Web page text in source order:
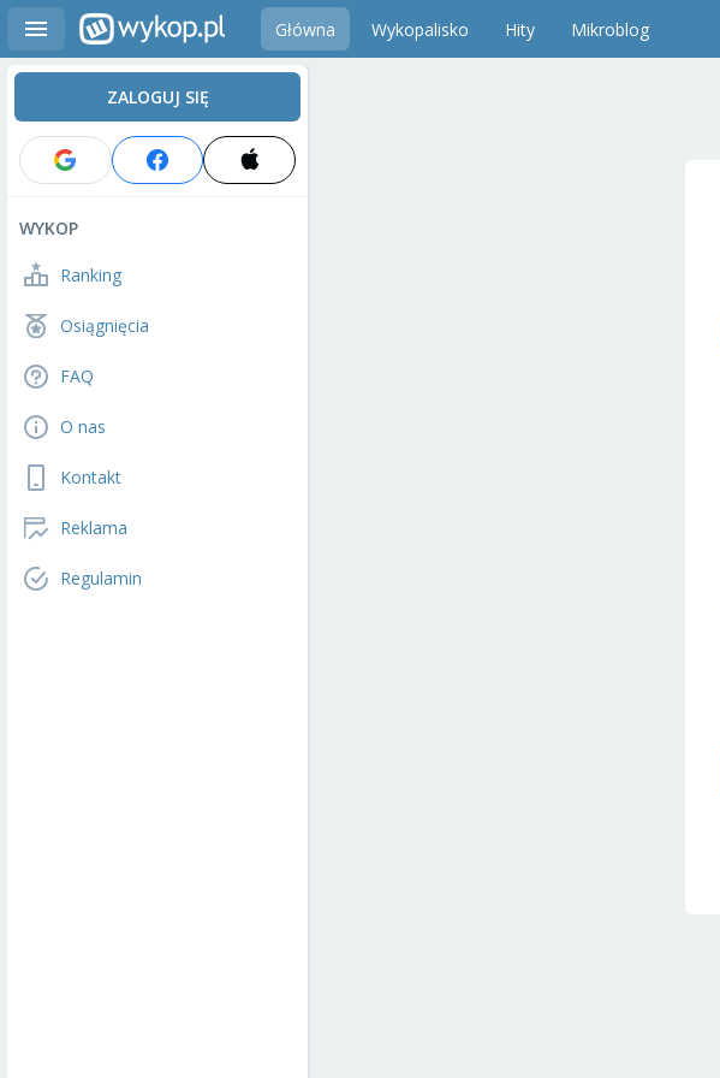
Główna Wykopalisko Hity Mikroblog
ZALOGUJ SIĘ
WYKOP
Ranking
Osiągnięcia
FAQ
O nas
Kontakt
Reklama
Regulamin